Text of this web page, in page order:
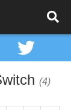
(4)